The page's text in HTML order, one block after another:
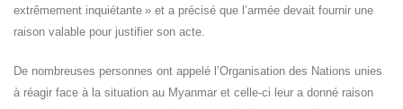
extrêmement inquiétante » et a précisé que l’armée devait fournir une
raison valable pour justifier son acte.
De nombreuses personnes ont appelé l’Organisation des Nations unies
à réagir face à la situation au Myanmar et celle-ci leur a donné raison